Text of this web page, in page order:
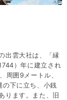
出雲大社は、「縁
）年に建立され
周囲9メートル、
下に立ち、小銭
ります。また、旧